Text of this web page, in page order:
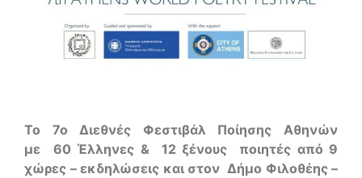
Το 7ο Διεθνές Φεστιβάλ Ποίησης Αθηνών
με
60 Έλληνες & 12 ξένους ποιητές από 9
χώρες – εκδηλώσεις και στον Δήμο Φιλοθέης –